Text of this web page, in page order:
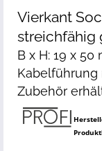
Vierkant
streichfähig
B x H: 19 x
Kabelführung
Zubehör